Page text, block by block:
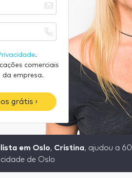
.
comerciais
empresa.
grátis ›
em Oslo, Cristina, ajudou a 60
de Oslo